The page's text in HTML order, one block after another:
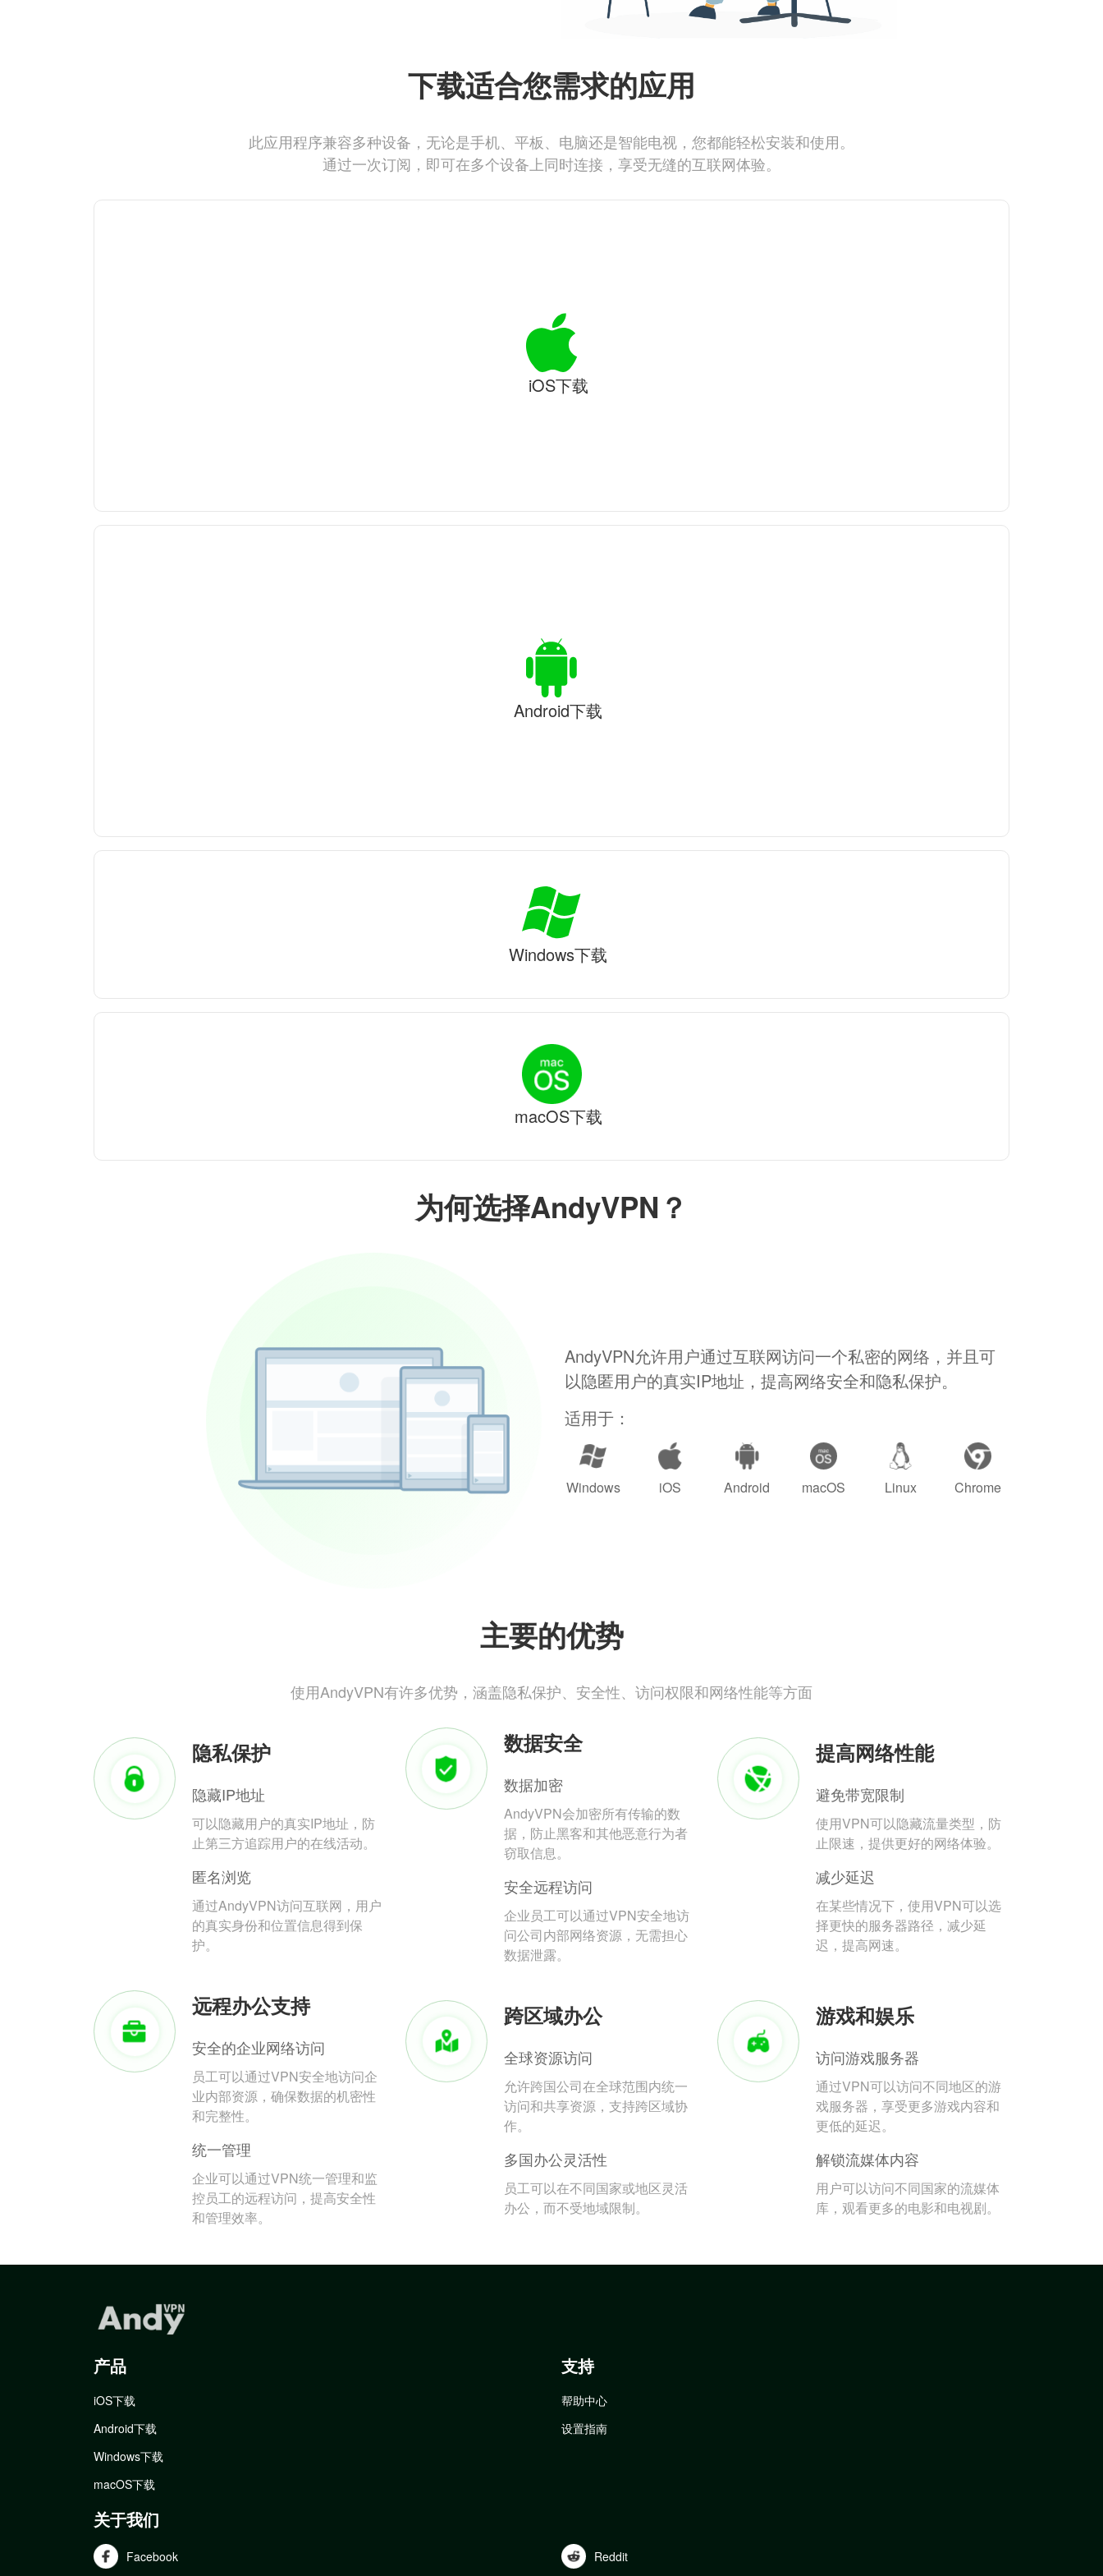
为何选择AndyVPN？
AndyVPN允许用户通过互联网访问一个私密的网络，并且可
以隐匿用户的真实IP地址，提高网络安全和隐私保护。
适用于：
Windows iOS Android macOS Linux Chrome
主要的优势
使用AndyVPN有许多优势，涵盖隐私保护、安全性、访问权限和网络性能等方面
隐私保护
隐藏IP地址
可以隐藏用户的真实IP地址，防
止第三方追踪用户的在线活动。
匿名浏览
通过AndyVPN访问互联网，用户
的真实身份和位置信息得到保
护。
数据安全
数据加密
AndyVPN会加密所有传输的数
据，防止黑客和其他恶意行为者
窃取信息。
安全远程访问
企业员工可以通过VPN安全地访
问公司内部网络资源，无需担心
数据泄露。
提高网络性能
避免带宽限制
使用VPN可以隐藏流量类型，防
止限速，提供更好的网络体验。
减少延迟
在某些情况下，使用VPN可以选
择更快的服务器路径，减少延
迟，提高网速。
远程办公支持
安全的企业网络访问
员工可以通过VPN安全地访问企
业内部资源，确保数据的机密性
和完整性。
统一管理
企业可以通过VPN统一管理和监
控员工的远程访问，提高安全性
和管理效率。
跨区域办公
全球资源访问
允许跨国公司在全球范围内统一
访问和共享资源，支持跨区域协
作。
多国办公灵活性
员工可以在不同国家或地区灵活
办公，而不受地域限制。
游戏和娱乐
访问游戏服务器
通过VPN可以访问不同地区的游
戏服务器，享受更多游戏内容和
更低的延迟。
解锁流媒体内容
用户可以访问不同国家的流媒体
库，观看更多的电影和电视剧。
下载适合您需求的应用
此应用程序兼容多种设备，无论是手机、平板、电脑还是智能电视，您都能轻松安装和使用。
通过一次订阅，即可在多个设备上同时连接，享受无缝的互联网体验。
iOS下载
Android下载
Windows下载
macOS下载
产品
iOS下载
Android下载
Windows下载
macOS下载
支持
帮助中心
设置指南
关于我们
Facebook Reddit